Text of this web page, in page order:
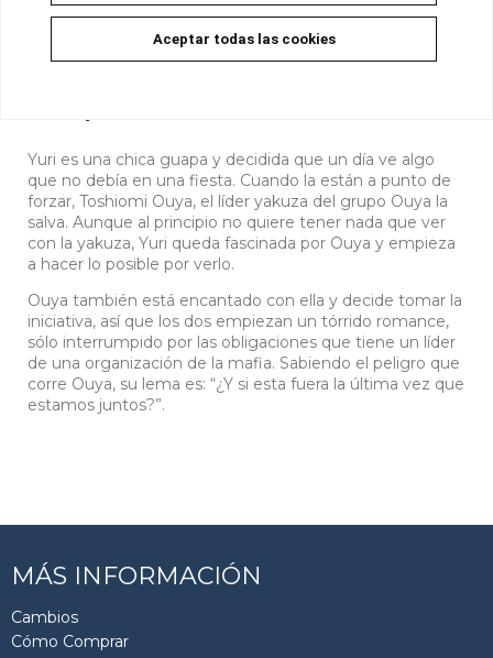
Yuri es una chica guapa y decidida que un día ve algo
que no debía en una fiesta. Cuando la están a punto de
forzar, Toshiomi Ouya, el líder yakuza del grupo Ouya la
salva. Aunque al principio no quiere tener nada que ver
con la yakuza, Yuri queda fascinada por Ouya y empieza
a hacer lo posible por verlo.
Ouya también está encantado con ella y decide tomar la
iniciativa, así que los dos empiezan un tórrido romance,
sólo interrumpido por las obligaciones que tiene un líder
de una organización de la mafia. Sabiendo el peligro que
corre Ouya, su lema es: “¿Y si esta fuera la última vez que
estamos juntos?”.
MÁS INFORMACIÓN
Cambios
Cómo Comprar
Aceptar todas las cookies